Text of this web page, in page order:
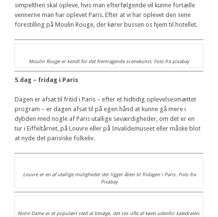
simpelthen skal opleve, hvis man efterfølgende vil kunne fortælle
vennerne man har oplevet Paris. Efter at vi har oplevet den sene
forestilling på Moulin Rouge, der kører bussen os hjem til hotellet.
Moulin Rouge er kendt for det fremragende scenekunst. Foto fra pixabay
5.dag – fridag i Paris
Dagen er afsat til fritid i Paris – efter et hidtidig oplevelsesmættet
program – er dagen afsat til på egen hånd at kunne gå mere i
dybden med nogle af Paris utallige seværdigheder, om det er en
tur i Eiffeltårnet, på Louvre eller på Invalidemuseet eller måske blot
at nyde det parisiske folkeliv.
Louvre er en af utallige muligheder der ligger åben til fridagen i Paris. Foto fra
Pixabay
Notre Dame er et populært sted at besøge, det ses ofte af køen udenfor katedralen.